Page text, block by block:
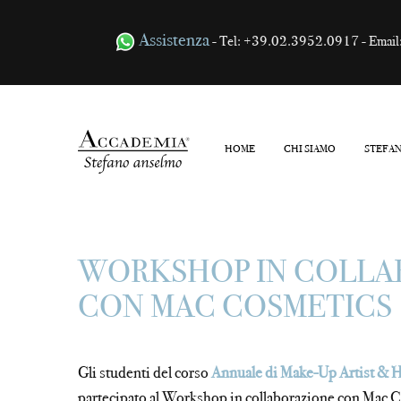
Assistenza- Tel: +39.02.3952.0917- Email:
HOME CHI SIAMO
WORKSHOP IN
CON MAC COSMETICS
Gli studenti del corsoAnnuale di Make-Up Artist &